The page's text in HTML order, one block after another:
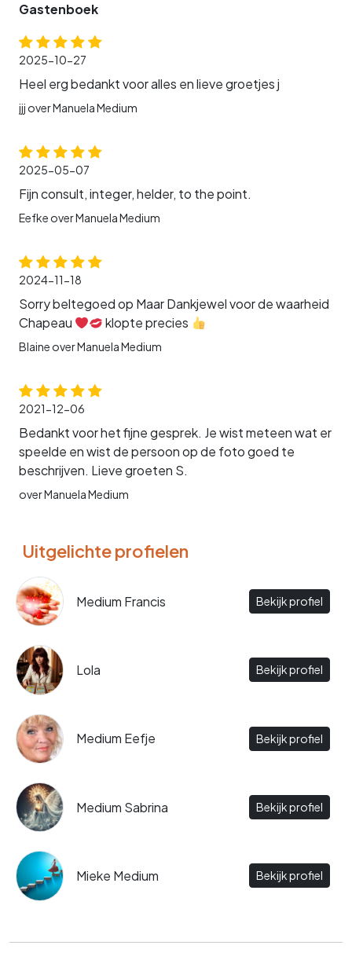
Gastenboek
2025-10-27
Heel erg bedankt voor alles en lieve groetjes j
jjj over Manuela Medium
2025-05-07
Fijn consult, integer, helder, to the point.
Eefke over Manuela Medium
2024-11-18
Sorry beltegoed op Maar Dankjewel voor de waarheid
Chapeau
klopte precies
Blaine over Manuela Medium
2021-12-06
Bedankt voor het fijne gesprek. Je wist meteen wat er
speelde en wist de persoon op de foto goed te
beschrijven. Lieve groeten S.
over Manuela Medium
Uitgelichte profielen
Medium Francis Bekijk profiel
Lola Bekijk profiel
Medium Eefje Bekijk profiel
Medium Sabrina Bekijk profiel
Mieke Medium Bekijk profiel